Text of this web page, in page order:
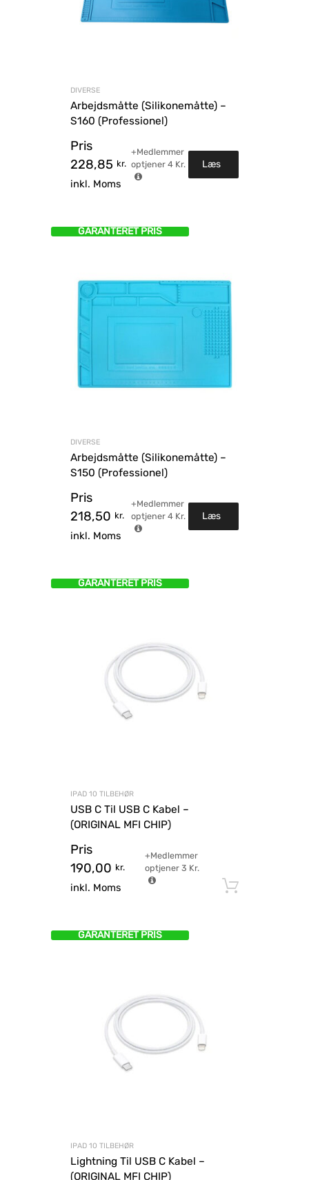
DIVERSE
Arbejdsmåtte (Silikonemåtte) –
S160 (Professionel)
Pris
228,85 kr.
inkl. Moms
+Medlemmer
optjener4 Kr. Læs
GARANTERET PRIS
DIVERSE
Arbejdsmåtte (Silikonemåtte) –
S150 (Professionel)
Pris
218,50 kr.
inkl. Moms
+Medlemmer
optjener 4Kr. Læs
GARANTERET PRIS
IPAD 10 TILBEHØR
USB C Til USB C Kabel –
(ORIGINAL MFI CHIP)
Pris
190,00 kr.
inkl. Moms
+Medlemmer
optjener3 Kr.
GARANTERET PRIS
IPAD 10 TILBEHØR
Lightning Til USB C Kabel –
(ORIGINAL MFI CHIP)